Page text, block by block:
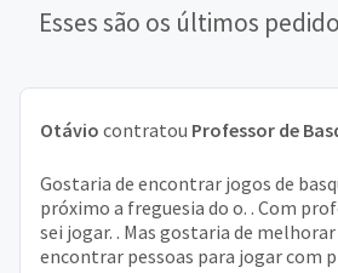
Esses são os últimos
Otávio contratou Professor de
Gostaria de encontrar jogos de
próximo a freguesia do o. . Com
sei jogar. . Mas gostaria de melhorar
encontrar pessoas para jogar com